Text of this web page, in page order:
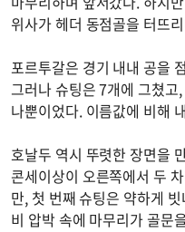
위사가 헤더 동점골을 터뜨
포르투갈은 경기 내내 공을
그러나 슈팅은 7개에 그쳤
나뿐이었다. 이름값에 비해
호날두 역시 뚜렷한 장면을
콘세이상이 오른쪽에서 두
만, 첫 번째 슈팅은 약하게
비 압박 속에 마무리가 골문